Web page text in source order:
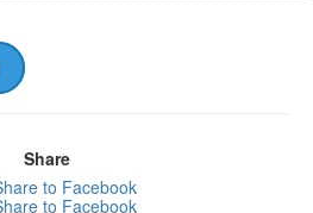
Share